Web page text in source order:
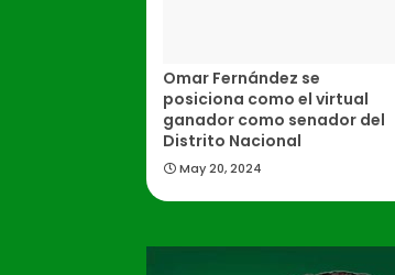
Omar Fernández se
posiciona como el virtual
ganador como senador del
Distrito Nacional
May 20, 2024